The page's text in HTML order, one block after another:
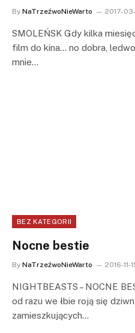
By NaTrzeźwoNieWarto 2017-
SMOLEŃSK Gdy kilka
film do kina… no dobra,
mnie…
BEZ KATEGORII
Nocne bestie
By NaTrzeźwoNieWarto 2016-11-
NIGHTBEASTS – NOCNE
od razu we łbie roją się
zamieszkujących…